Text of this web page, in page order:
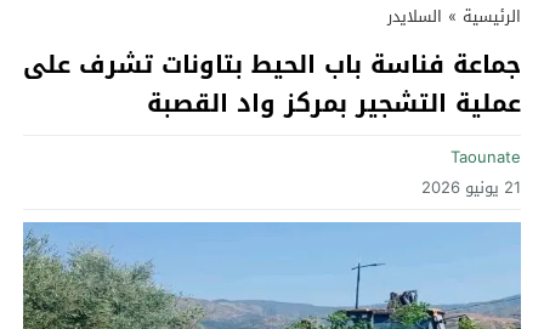
الرئيسية » السلايدر
جماعة فناسة باب الحيط بتاونات تشرف على
عملية التشجير بمركز واد القصبة
Taounate
21 يونيو 2026